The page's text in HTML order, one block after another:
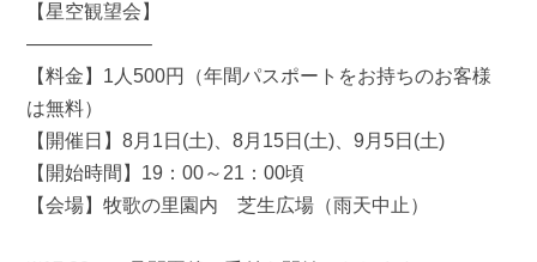
【星空観望会】
——————–
【料金】1人500円（年間パスポートをお持ちのお客様
は無料）
【開催日】8月1日(土)、8月15日(土)、9月5日(土)
【開始時間】19：00～21：00頃
【会場】牧歌の里園内 芝生広場（雨天中止）